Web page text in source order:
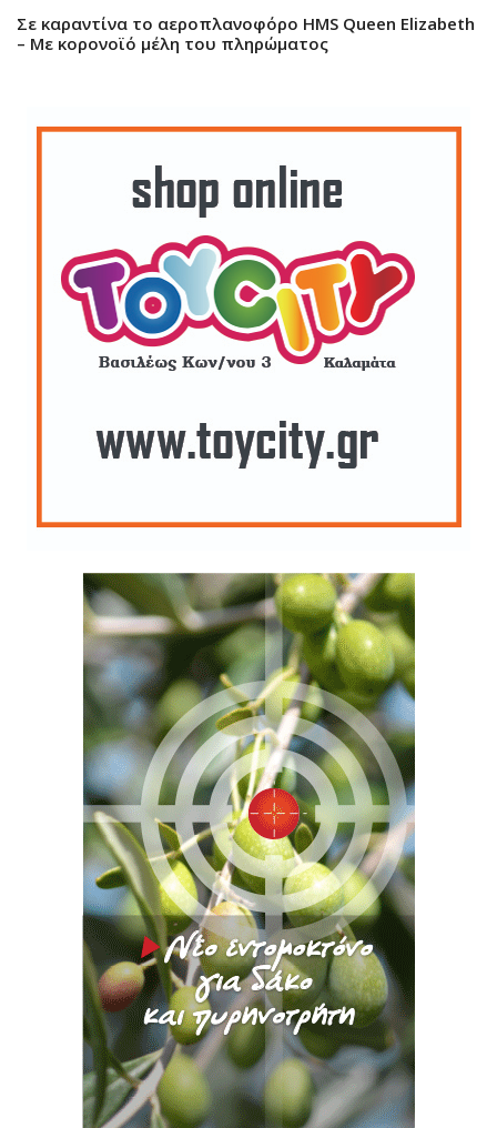
Σε καραντίνα το αεροπλανοφόρο HMS Queen Elizabeth
– Με κορονοϊό μέλη του πληρώματος